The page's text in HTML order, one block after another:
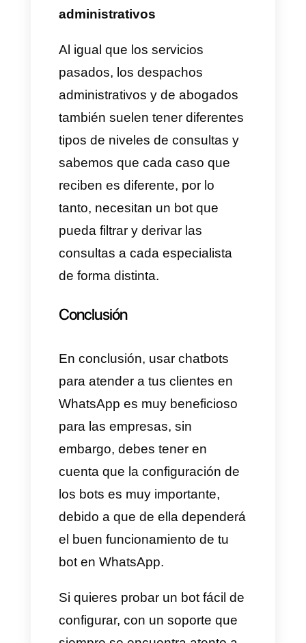
y selecciona las opciones
disponibles, el chatbot envía la
conversación con un agente
para continuar con el proceso
de reserva.
8) Atención al cliente para
Se conoce que las empresas
de servicios, sin importar el tipo
mayoría usan bots en
WhatsApp para atender, filtrar y
gestionar sus conversaciones
con los clientes. Esto se debe a
que por ejemplo, una empresa
que ofrezca servicios de
telecomunicaciones primero
desea filtrar sus leads por tipo
de servicio para saber lo que
desea el cliente, también
funciona para obtener datos
relevantes del los mismos y